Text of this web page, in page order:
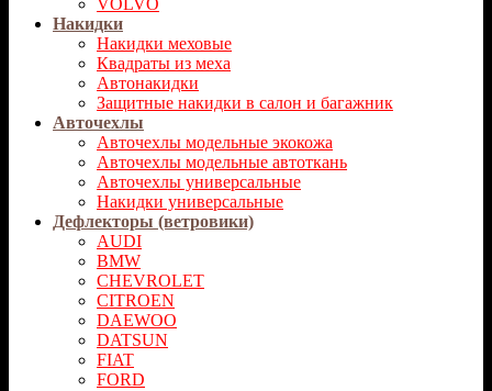
Накидки
Накидки меховые
Квадраты из меха
Автонакидки
Защитные накидки в салон и багажник
Авточехлы
Авточехлы модельные экокожа
Авточехлы модельные автоткань
Авточехлы универсальные
Накидки универсальные
Дефлекторы (ветровики)
AUDI
BMW
CHEVROLET
CITROEN
DAEWOO
DATSUN
FIAT
FORD